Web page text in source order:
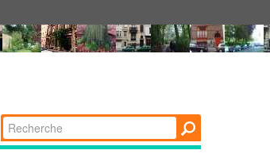
Chercher par
Recherche